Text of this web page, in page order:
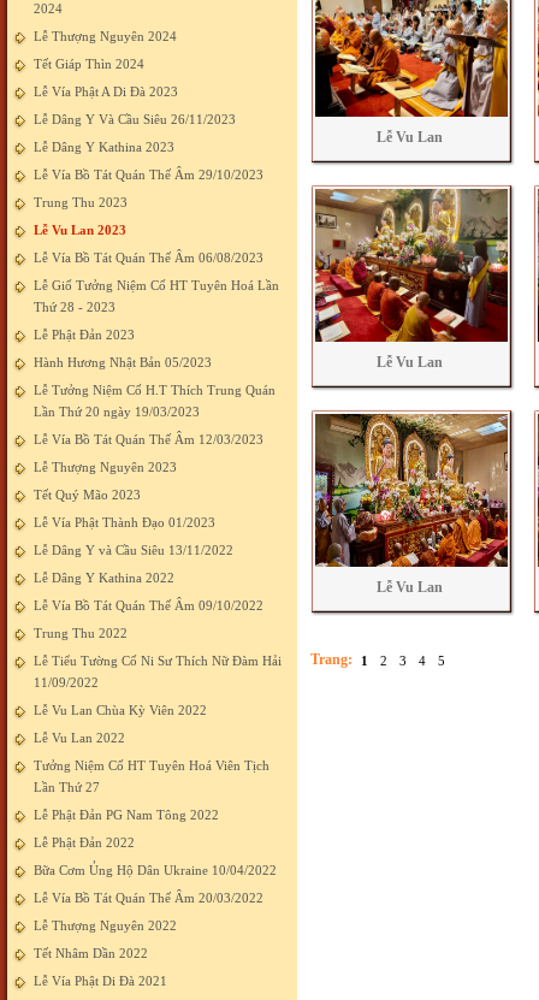
2024
Lễ Thượng Nguyên 2024
Tết Giáp Thìn 2024
Lễ Vía Phật A Di Đà 2023
Lễ Dâng Y Và Cầu Siêu 26/11/2023
Lễ Dâng Y Kathina 2023
Lễ Vía Bồ Tát Quán Thế Âm 29/10/2023
Trung Thu 2023
Lễ Vu Lan 2023
Lễ Vía Bồ Tát Quán Thế Âm 06/08/2023
Lễ Giố Tưởng Niệm Cố HT Tuyên Hoá Lần
Thứ 28 - 2023
Lễ Phật Đản 2023
Hành Hương Nhật Bản 05/2023
Lễ Tưởng Niệm Cố H.T Thích Trung Quán
Lần Thứ 20 ngày 19/03/2023
Lễ Vía Bồ Tát Quán Thế Âm 12/03/2023
Lễ Thượng Nguyên 2023
Tết Quý Mão 2023
Lễ Vía Phật Thành Đạo 01/2023
Lễ Dâng Y và Cầu Siêu 13/11/2022
Lễ Dâng Y Kathina 2022
Lễ Vía Bồ Tát Quán Thế Âm 09/10/2022
Trung Thu 2022
Lễ Tiểu Tường Cố Ni Sư Thích Nữ Đàm Hải
11/09/2022
Lễ Vu Lan Chùa Kỳ Viên 2022
Lễ Vu Lan 2022
Tưởng Niệm Cố HT Tuyên Hoá Viên Tịch
Lần Thứ 27
Lễ Phật Đản PG Nam Tông 2022
Lễ Phật Đản 2022
Bữa Cơm Ủng Hộ Dân Ukraine 10/04/2022
Lễ Vía Bồ Tát Quán Thế Âm 20/03/2022
Lễ Thượng Nguyên 2022
Tết Nhâm Dần 2022
Lễ Vía Phật Di Đà 2021
Lễ Vu Lan
Lễ Vu Lan
Lễ Vu Lan
Trang: 1 2 3 4 5